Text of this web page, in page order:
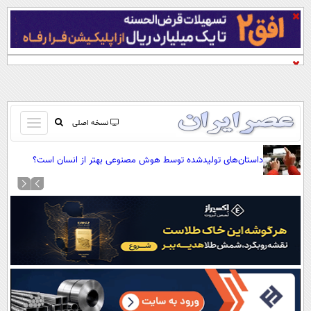
نسخه اصلی
باز
و
بسته
کردن
منو
صفحه اول
نظرسنجی
آب و هوا
سواد زندگی
داستان‌های تولیدشده توسط هوش مصنوعی بهتر از انسان است؟